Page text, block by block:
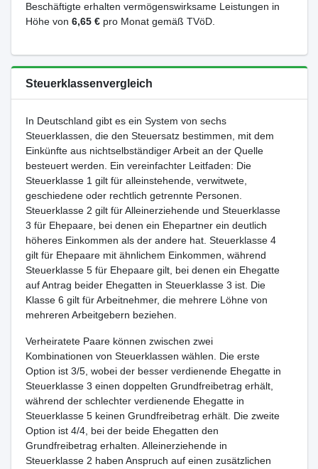
Beschäftigte erhalten vermögenswirksame Leistungen in
Höhe von 6,65 €pro Monat gemäß TVöD.
Steuerklassenvergleich
In Deutschland gibt es ein System von sechs
Steuerklassen, die den Steuersatz bestimmen, mit dem
Einkünfte aus nichtselbständiger Arbeit an der Quelle
besteuert werden. Ein vereinfachter Leitfaden: Die
Steuerklasse 1 gilt für alleinstehende, verwitwete,
geschiedene oder rechtlich getrennte Personen.
Steuerklasse 2 gilt für Alleinerziehende und Steuerklasse
3 für Ehepaare, bei denen ein Ehepartner ein deutlich
höheres Einkommen als der andere hat. Steuerklasse 4
gilt für Ehepaare mit ähnlichem Einkommen, während
Steuerklasse 5 für Ehepaare gilt, bei denen ein Ehegatte
auf Antrag beider Ehegatten in Steuerklasse 3 ist. Die
Klasse 6 gilt für Arbeitnehmer, die mehrere Löhne von
mehreren Arbeitgebern beziehen.
Verheiratete Paare können zwischen zwei
Kombinationen von Steuerklassen wählen. Die erste
Option ist 3/5, wobei der besser verdienende Ehegatte in
Steuerklasse 3 einen doppelten Grundfreibetrag erhält,
während der schlechter verdienende Ehegatte in
Steuerklasse 5 keinen Grundfreibetrag erhält. Die zweite
Option ist 4/4, bei der beide Ehegatten den
Grundfreibetrag erhalten. Alleinerziehende in
Steuerklasse 2 haben Anspruch auf einen zusätzlichen